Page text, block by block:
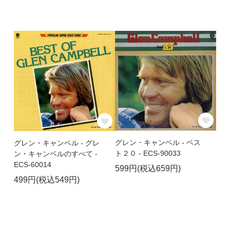
グレン・キャンベル - グレ
ン・キャンベルのすべて -
ECS-60014
499円(税込549円)
グレン・キャンベル - ベス
ト２０ - ECS-90033
599円(税込659円)